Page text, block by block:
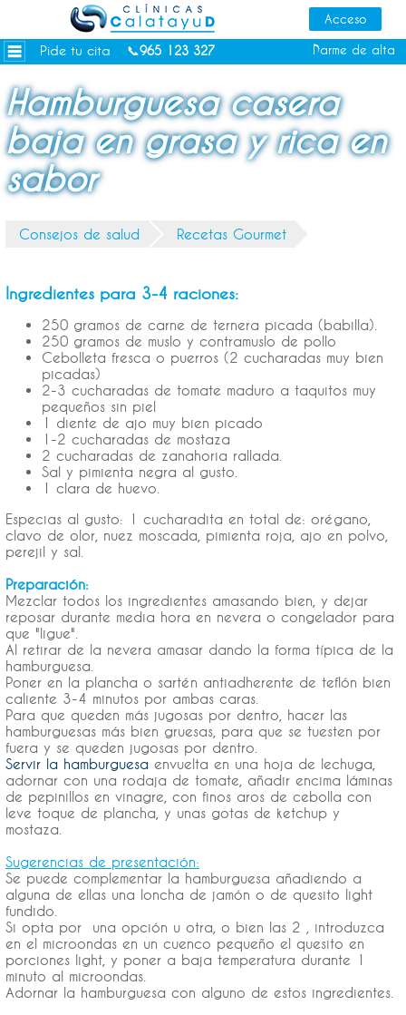
Pide tu cita 📞965 123 327 Darme de alta
Dietas personalizadas
Tratamientos Corporales
Depilación Láser Alicante
Contacto
Tienda
Hamburguesa casera
baja en grasa y rica en
sabor
Consejos de salud Recetas Gourmet
Ingredientes para 3-4 raciones:
250 gramos de carne de ternera picada (babilla).
250 gramos de muslo y contramuslo de pollo
Cebolleta fresca o puerros (2 cucharadas muy bien
picadas)
2-3 cucharadas de tomate maduro a taquitos muy
pequeños sin piel
1 diente de ajo muy bien picado
1-2 cucharadas de mostaza
2 cucharadas de zanahoria rallada.
Sal y pimienta negra al gusto.
1 clara de huevo.
Especias al gusto: 1 cucharadita en total de: orégano,
clavo de olor, nuez moscada, pimienta roja, ajo en polvo,
perejil y sal.
Preparación:
Mezclar todos los ingredientes amasando bien, y dejar
reposar durante media hora en nevera o congelador para
que "ligue".
Al retirar de la nevera amasar dando la forma típica de la
hamburguesa.
Poner en la plancha o sartén antiadherente de teflón bien
caliente 3-4 minutos por ambas caras.
Para que queden más jugosas por dentro, hacer las
hamburguesas más bien gruesas, para que se tuesten por
fuera y se queden jugosas por dentro.
Servir la hamburguesa envuelta en una hoja de lechuga,
adornar con una rodaja de tomate, añadir encima láminas
de pepinillos en vinagre, con finos aros de cebolla con
leve toque de plancha, y unas gotas de ketchup y
mostaza.
Sugerencias de presentación:
Se puede complementar la hamburguesa añadiendo a
alguna de ellas una loncha de jamón o de quesito light
fundido.
Si opta por una opción u otra, o bien las 2 , introduzca
en el microondas en un cuenco pequeño el quesito en
porciones light, y poner a baja temperatura durante 1
minuto al microondas.
Adornar la hamburguesa con alguno de estos ingredientes.